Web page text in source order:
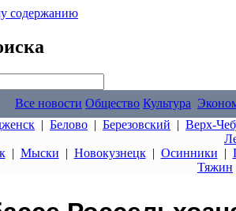
содержанию
Все новости Общество Культура
| Белово | Березовский | Верх-
| Мыски | Новокузнецк| Осинники |
Тяжин